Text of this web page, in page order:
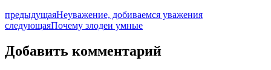
предыдущаяНеуважение, добиваемся уважения
следующаяПочему злодеи умные
Добавить комментарий